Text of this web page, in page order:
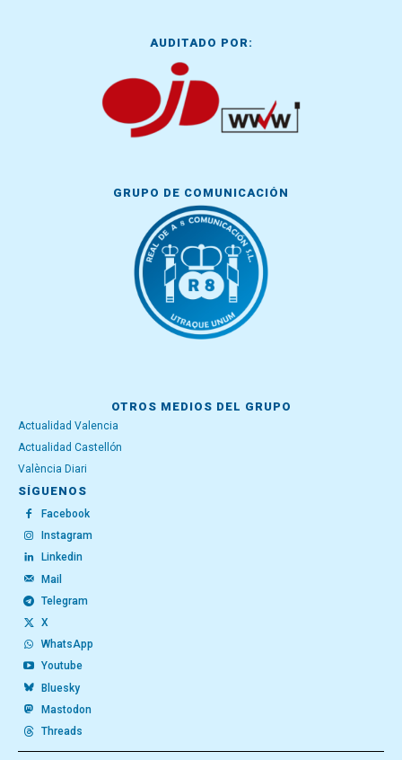
AUDITADO POR:
GRUPO DE COMUNICACIÓN
OTROS MEDIOS DEL GRUPO
Actualidad Valencia
Actualidad Castellón
València Diari
SÍGUENOS
Facebook
Instagram
Linkedin
Mail
Telegram
X
WhatsApp
Youtube
Bluesky
Mastodon
Threads